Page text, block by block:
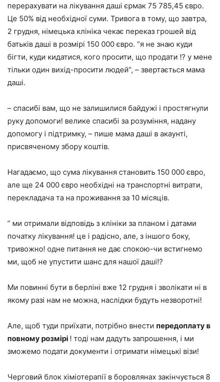
перерахувати на лікування даші єрмак 75 785,45 євро.
Це 50% від необхідної суми. Тривога в тому, що завтра,
2 грудня, німецька клініка чекає переказ грошей від
батьків даші в розмірі 150 000 євро. “я не знаю куди
бігти, куди кидатися, кого просити, що продати !? у мене
тільки один вихід-просити людей”, – звертається мама
даші.
– спасибі вам, що не залишилися байдужі і простягнули
руку допомоги! велике спасибі за розуміння, надану
допомогу і підтримку, – пише мама даші в акаунті,
присвяченому збору коштів.
Нагадаємо, що сума лікування становить 150 000 євро,
але ще 24 000 євро необхідні на транспортні витрати,
перекладача та на проживання за 10 місяців.
” ми отримали відповідь з клініки за планом і датами
початку лікування! це і радісно, але, з іншого боку,
тривожно! одне питання не дає спокою-чи встигнемо
ми, щоб не упустити шанс для нашої даші!?
Ми повинні бути в берліні вже 12 грудня і зволікати ні в
якому разі нам не можна, наслідки будуть незворотні!
Але, щоб туди приїхати, потрібно внести передоплату в
повному розмірі ! тоді нам дадуть запрошення, і ми
зможемо подати документи і отримати німецькі візи!
Черговий блок хіміотерапії в боровлянах закінчується 8